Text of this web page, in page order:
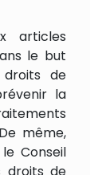
articles
le but
de
la
même,
Conseil